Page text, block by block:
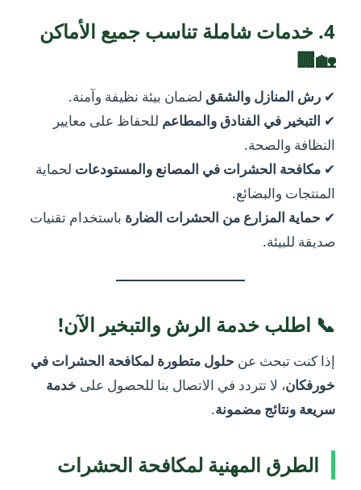
4. خدمات شاملة تناسب جميع الأماكن
🏡🏢
✔ رش المنازل والشقق لضمان بيئة نظيفة وآمنة.
✔ التبخير في الفنادق والمطاعم للحفاظ على معايير
النظافة والصحة.
✔ مكافحة الحشرات في المصانع والمستودعات لحماية
المنتجات والبضائع.
✔ حماية المزارع من الحشرات الضارة باستخدام تقنيات
صديقة للبيئة.
📞 اطلب خدمة الرش والتبخير الآن!
إذا كنت تبحث عن حلول متطورة لمكافحة الحشرات في
خورفكان، لا تتردد في الاتصال بنا للحصول على خدمة
سريعة ونتائج مضمونة.
الطرق المهنية لمكافحة الحشرات